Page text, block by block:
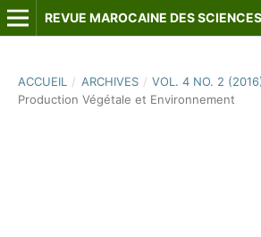
ACCUEIL / ARCHIVES / VOL. 4 NO. 2
Production Végétale et Environnement